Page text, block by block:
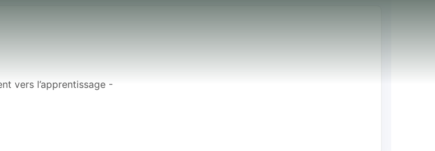
des cellules
vers
vers l’apprentissage -